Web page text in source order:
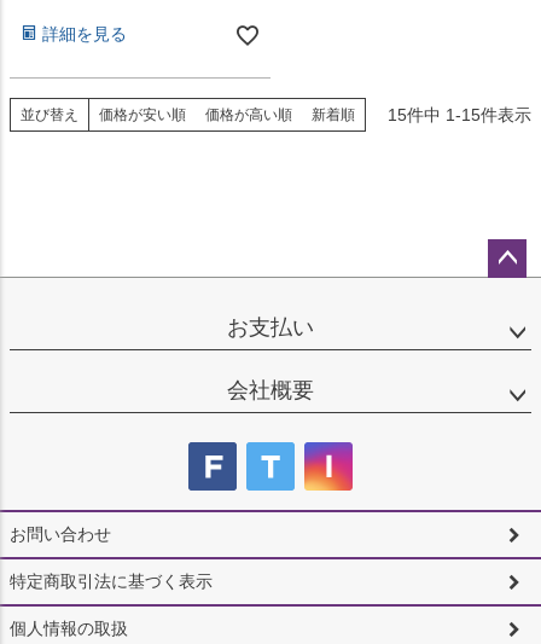
詳細を見る
並び替え 価格が安い順 価格が高い順 新着順 15件中 1-15件表示
ップ
お支払い
会社概要
お問い合わせ
特定商取引法に基づく表示
個人情報の取扱